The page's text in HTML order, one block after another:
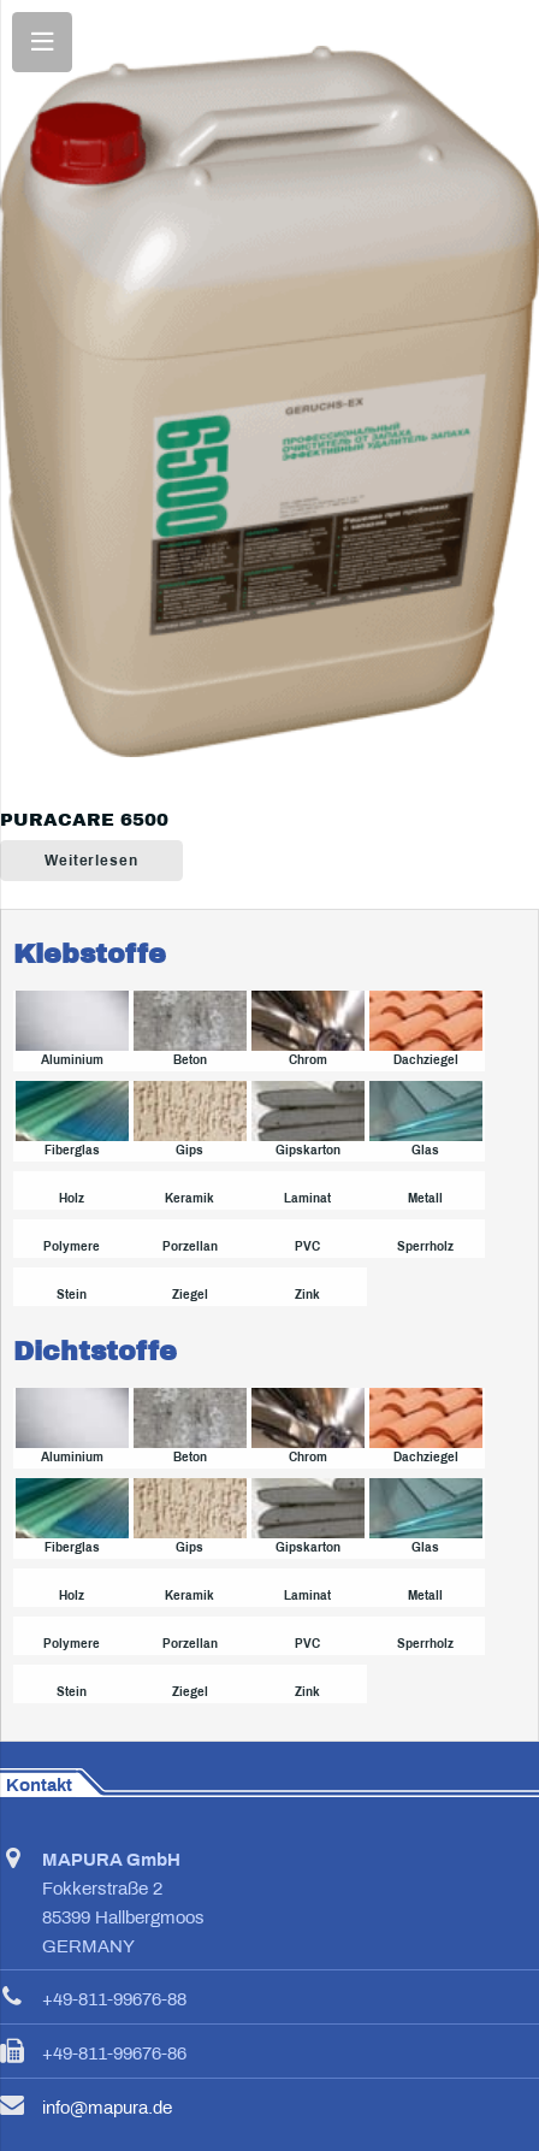
PURACARE 6500
Weiterlesen
Klebstoffe
Aluminium Beton Chrom Dachziegel
Fiberglas Gips Gipskarton Glas
Holz Keramik Laminat Metall
Polymere Porzellan PVC Sperrholz
Stein Ziegel Zink
Dichtstoffe
Aluminium Beton Chrom Dachziegel
Fiberglas Gips Gipskarton Glas
Holz Keramik Laminat Metall
Polymere Porzellan PVC Sperrholz
Stein Ziegel Zink
Kontakt
MAPURA GmbH
Fokkerstraße 2
85399 Hallbergmoos
GERMANY
+49-811-99676-88
+49-811-99676-86
info@mapura.de